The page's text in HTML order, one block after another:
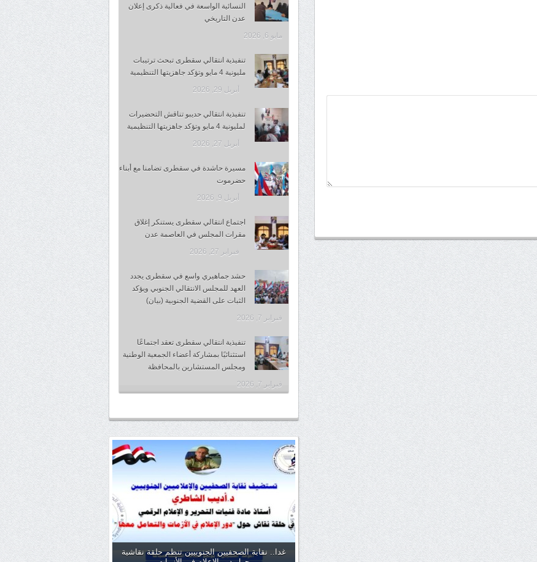
النسائية الواسعة في فعالية ذكرى إعلان
عدن التاريخي
مايو 6, 2026
تنفيذية انتقالي سقطرى تبحث ترتيبات
مليونية 4 مايو وتؤكد جاهزيتها التنظيمية
أبريل 29, 2026
تنفيذية انتقالي حديبو تناقش التحضيرات
لمليونية 4 مايو وتؤكد جاهزيتها التنظيمية
أبريل 27, 2026
مسيرة حاشدة في سقطرى تضامنا مع أبناء
حضرموت
أبريل 9, 2026
اجتماع انتقالي سقطرى يستنكر إغلاق
مقرات المجلس في العاصمة عدن
فبراير 27, 2026
حشد جماهيري واسع في سقطرى يجدد
العهد للمجلس الانتقالي الجنوبي ويؤكد
الثبات على القضية الجنوبية (بيان)
فبراير 7, 2026
تنفيذية انتقالي سقطرى تعقد اجتماعًا
استثنائيًا بمشاركة أعضاء الجمعية الوطنية
ومجلس المستشارين بالمحافظة
فبراير 7, 2026
غدا.. نقابة الصحفيين الجنوبيين تنظم حلقة نقاشية